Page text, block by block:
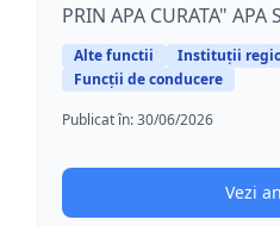
PRIN APA CURATA" APA
Alte functii
Instituții
Funcții de conducere
Publicat în:30/06/2026
Vezi